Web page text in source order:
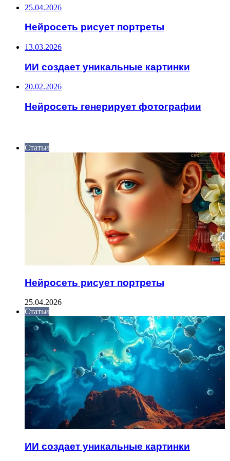
25.04.2026
Нейросеть рисует портреты
13.03.2026
ИИ создает уникальные картинки
20.02.2026
Нейросеть генерирует фотографии
Статьи
Нейросеть рисует портреты
25.04.2026
Статьи
ИИ создает уникальные картинки